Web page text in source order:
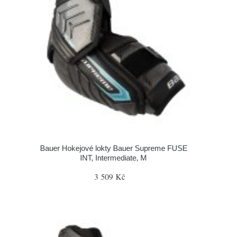
Bauer Hokejové lokty Bauer Supreme FUSE
INT, Intermediate, M
3 509 Kč